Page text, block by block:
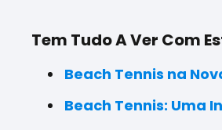
Tem Tudo A Ver Com
Beach Tennis na
Beach Tennis: Uma